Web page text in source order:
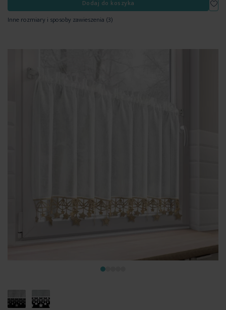
Dodaj do koszyka
Inne rozmiary i sposoby zawieszenia (3)